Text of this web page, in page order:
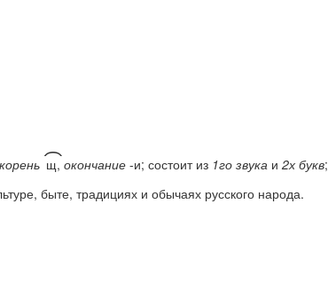
корень ͡щ, окончание -и; состоит из 1го звука и 2х букв;
быте, традициях и обычаях русского народа.